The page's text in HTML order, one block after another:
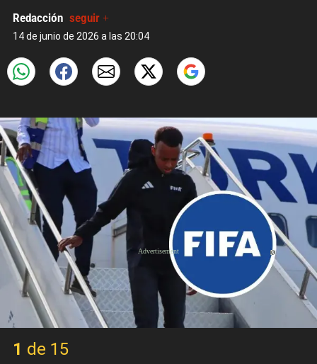
Redacción seguir +
14 de junio de 2026 a las 20:04
1 de 15
X